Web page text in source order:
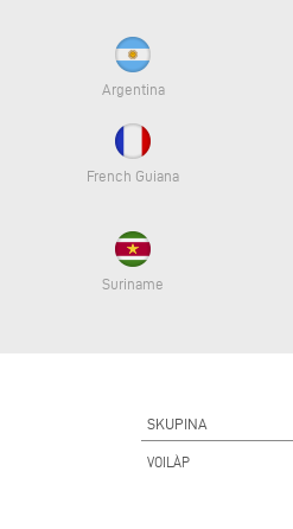
Argentina
French Guiana
Suriname
SKUPINA
VOILÀP